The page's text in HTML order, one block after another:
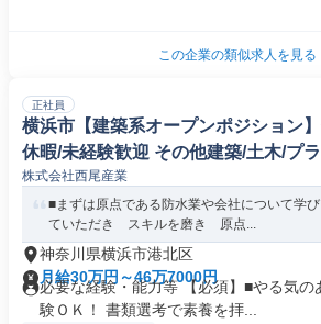
この企業の類似求人を見る
正社員
横浜市【建築系オープンポジション
休暇/未経験歓迎 その他建築/土木/プ
株式会社西尾産業
■まずは原点である防水業や会社について学
ていただき スキルを磨き 原点...
神奈川県横浜市港北区
月給30万円～46万7000円
必要な経験・能力等 【必須】■やる気
験ＯＫ！ 書類選考で素養を拝...